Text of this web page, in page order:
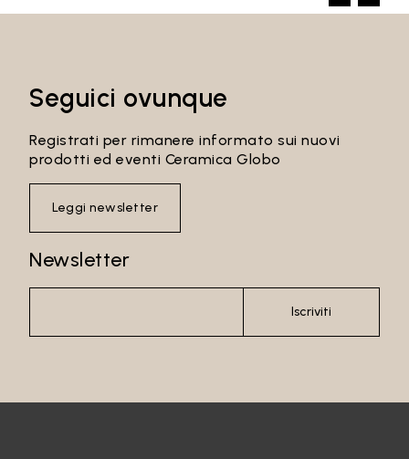
Seguici ovunque
Registrati per rimanere informato sui nuovi
prodotti ed eventi Ceramica Globo
Leggi newsletter
Newsletter
Iscriviti